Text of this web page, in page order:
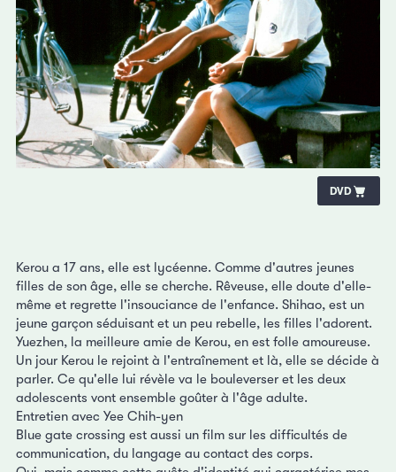
DVD
Kerou a 17 ans, elle est lycéenne. Comme d'autres jeunes
filles de son âge, elle se cherche. Rêveuse, elle doute d'elle-
même et regrette l'insouciance de l'enfance. Shihao, est un
jeune garçon séduisant et un peu rebelle, les filles l'adorent.
Yuezhen, la meilleure amie de Kerou, en est folle amoureuse.
Un jour Kerou le rejoint à l'entraînement et là, elle se décide à
parler. Ce qu'elle lui révèle va le bouleverser et les deux
adolescents vont ensemble goûter à l'âge adulte.
Entretien avec Yee Chih-yen
Blue gate crossing est aussi un film sur les difficultés de
communication, du langage au contact des corps.